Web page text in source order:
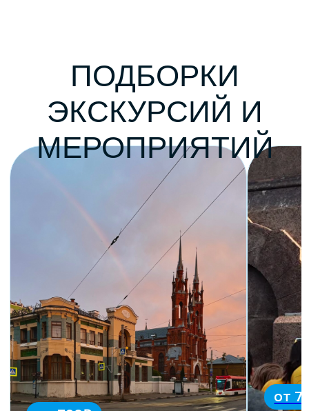
Знакомство с Самарой
от 790₽
Полное расписание
ВАШИ
ОТЗЫВЫ О